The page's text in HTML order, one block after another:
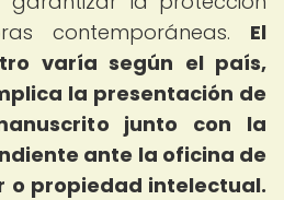
contemporáneas. El
varía según el país,
la presentación de
junto con la
ante la oficina de
o propiedad intelectual.